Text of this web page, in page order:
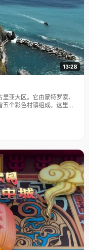
13:28
亚大区。它由蒙特罗索、
个彩色村镇组成。这里依
产。